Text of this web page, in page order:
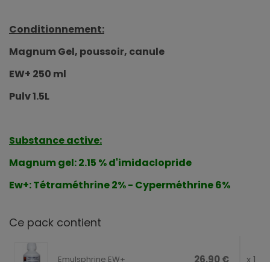
Conditionnement:
Magnum Gel, poussoir, canule
EW+ 250 ml
Pulv 1.5L
Substance active:
Magnum gel: 2.15 % d'imidaclopride
Ew+: Tétraméthrine 2% - Cyperméthrine 6%
Ce pack contient
Emulsphrine EW+ 26,90 € x 1